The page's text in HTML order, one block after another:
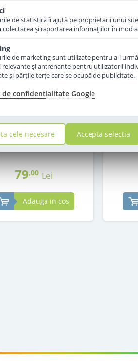
in stoc
79,00 Lei
Adauga in cos
de statistică îi ajută pe proprietarii unui
colectarea şi raportarea informaţiilor în mod
de marketing sunt utilizate pentru a-i
şi antrenante pentru utilizatorii
şi părţile terţe care se ocupă de publicitate.
de confidentialitate Google
cele necesare Accepta selectia